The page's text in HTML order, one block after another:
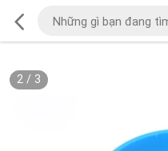
2/ 3